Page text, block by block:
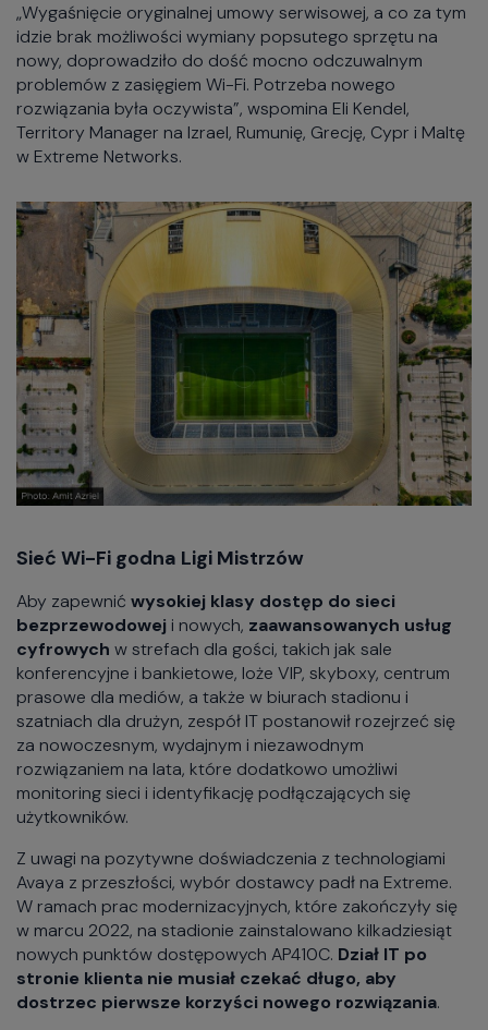
„Wygaśnięcie oryginalnej umowy serwisowej, a co za tym
idzie brak możliwości wymiany popsutego sprzętu na
nowy, doprowadziło do dość mocno odczuwalnym
problemów z zasięgiem Wi-Fi. Potrzeba nowego
rozwiązania była oczywista”, wspomina Eli Kendel,
Territory Manager na Izrael, Rumunię, Grecję, Cypr i Maltę
w Extreme Networks.
Sieć Wi-Fi godna Ligi Mistrzów
Aby zapewnić wysokiej klasy dostęp do sieci
bezprzewodowej i nowych, zaawansowanych usług
cyfrowych w strefach dla gości, takich jak sale
konferencyjne i bankietowe, loże VIP, skyboxy, centrum
prasowe dla mediów, a także w biurach stadionu i
szatniach dla drużyn, zespół IT postanowił rozejrzeć się
za nowoczesnym, wydajnym i niezawodnym
rozwiązaniem na lata, które dodatkowo umożliwi
monitoring sieci i identyfikację podłączających się
użytkowników.
Z uwagi na pozytywne doświadczenia z technologiami
Avaya z przeszłości, wybór dostawcy padł na Extreme.
W ramach prac modernizacyjnych, które zakończyły się
w marcu 2022, na stadionie zainstalowano kilkadziesiąt
nowych punktów dostępowych AP410C. Dział IT po
stronie klienta nie musiał czekać długo, aby
dostrzec pierwsze korzyści nowego rozwiązania.